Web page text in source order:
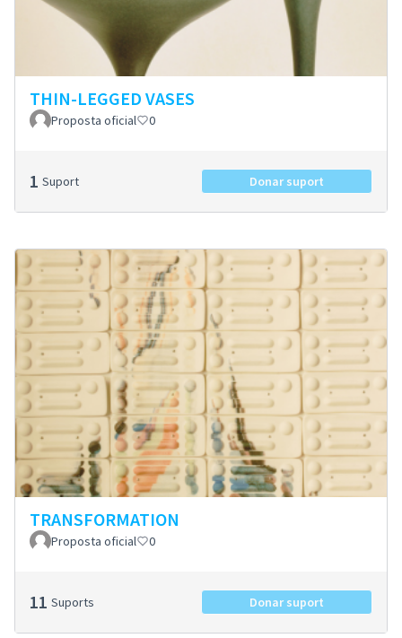
THIN-LEGGED VASES
Proposta oficial 0
1 Suport Donar suport
TRANSFORMATION
Proposta oficial 0
11 Suports Donar suport